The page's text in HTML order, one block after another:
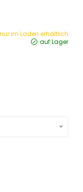
nur im Laden erhältlich
auf Lager